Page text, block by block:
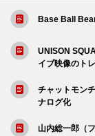
Base Ball
UNISON
イブ映像のト
チャットモン
ナログ化
山内総一郎（